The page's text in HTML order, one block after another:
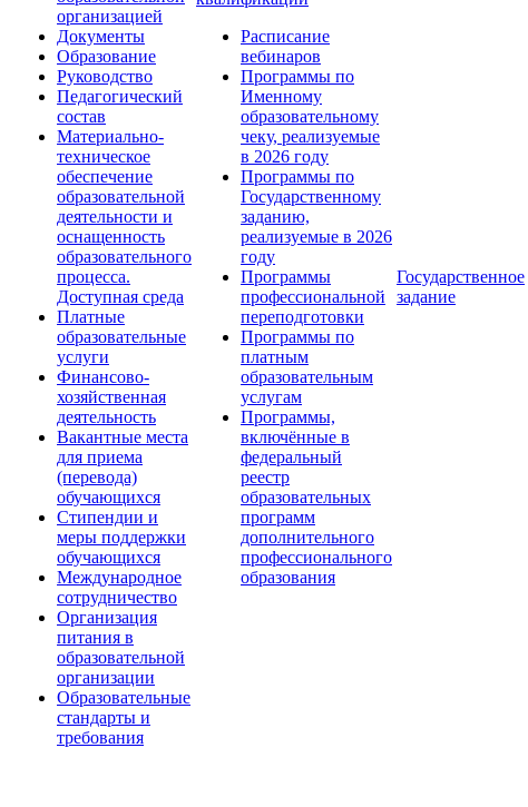
организацией
Документы
Образование
Руководство
Педагогический
состав
Материально-
техническое
обеспечение
образовательной
деятельности и
оснащенность
образовательного
процесса.
Доступная среда
Платные
образовательные
услуги
Финансово-
хозяйственная
деятельность
Вакантные места
для приема
(перевода)
обучающихся
Стипендии и
меры поддержки
обучающихся
Международное
сотрудничество
Организация
питания в
образовательной
организации
Образовательные
стандарты и
требования
Расписание
вебинаров
Программы по
Именному
образовательному
чеку, реализуемые
в 2026 году
Программы по
Государственному
заданию,
реализуемые в 2026
году
Программы
профессиональной
переподготовки
Программы по
платным
образовательным
услугам
Программы,
включённые в
федеральный
реестр
образовательных
программ
дополнительного
профессионального
образования
Государственное
задание